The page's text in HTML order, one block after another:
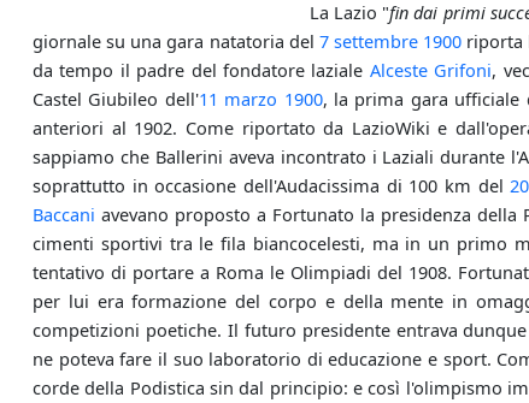
La Lazio "fin dai primi
giornale su una gara natatoria del 7 settembre 1900 riporta
da tempo il padre del fondatore laziale Alceste Grifoni,
Castel Giubileo dell'11 marzo 1900, la prima gara
anteriori al 1902. Come riportato da LazioWiki e
sappiamo che Ballerini aveva incontrato i Laziali durante
soprattutto in occasione dell'Audacissima di 100 km del
Baccani avevano proposto a Fortunato la presidenza
cimenti sportivi tra le fila biancocelesti, ma in un primo
tentativo di portare a Roma le Olimpiadi del 1908.
per lui era formazione del corpo e della mente in
competizioni poetiche. Il futuro presidente entrava
ne poteva fare il suo laboratorio di educazione e sport.
corde della Podistica sin dal principio: e così l'olimpismo